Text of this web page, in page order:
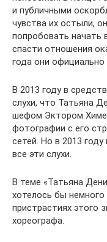
и публичными
чувства их остыли,
попробовать начать
спасти отношения
года они официально
В 2013 году в
слухи, что Татьяна
шефом Эктором
фотографии с его
сетей. Но в 2013
все эти слухи.
В теме «Татьяна
хотелось бы немного
пристрастиях этого
хореографа.